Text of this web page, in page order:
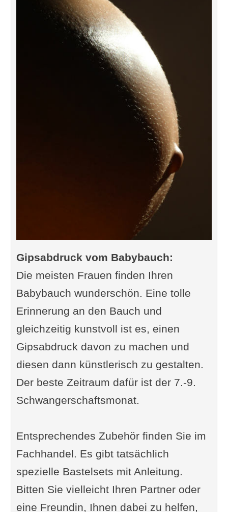
Gipsabdruck vom Babybauch:
Die meisten Frauen finden Ihren
Babybauch wunderschön. Eine tolle
Erinnerung an den Bauch und
gleichzeitig kunstvoll ist es, einen
Gipsabdruck davon zu machen und
diesen dann künstlerisch zu gestalten.
Der beste Zeitraum dafür ist der 7.-9.
Schwangerschaftsmonat.
Entsprechendes Zubehör finden Sie im
Fachhandel. Es gibt tatsächlich
spezielle Bastelsets mit Anleitung.
Bitten Sie vielleicht Ihren Partner oder
eine Freundin, Ihnen dabei zu helfen,